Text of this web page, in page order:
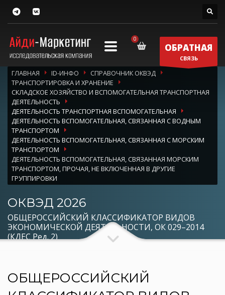
ОБРАТНАЯ
СВЯЗЬ
ГЛАВНАЯ ID-ИНФО
СПРАВОЧНИК ОКВЭД
ТРАНСПОРТИРОВКА И ХРАНЕНИЕ
СКЛАДСКОЕ ХОЗЯЙСТВО И ВСПОМОГАТЕЛЬНАЯ ТРАНСПОРТНАЯ
ДЕЯТЕЛЬНОСТЬ
ДЕЯТЕЛЬНОСТЬ ТРАНСПОРТНАЯ ВСПОМОГАТЕЛЬНАЯ
ДЕЯТЕЛЬНОСТЬ ВСПОМОГАТЕЛЬНАЯ, СВЯЗАННАЯ С ВОДНЫМ
ТРАНСПОРТОМ
ДЕЯТЕЛЬНОСТЬ ВСПОМОГАТЕЛЬНАЯ, СВЯЗАННАЯ С МОРСКИМ
ТРАНСПОРТОМ
ДЕЯТЕЛЬНОСТЬ ВСПОМОГАТЕЛЬНАЯ, СВЯЗАННАЯ МОРСКИМ
ТРАНСПОРТОМ, ПРОЧАЯ, НЕ ВКЛЮЧЕННАЯ В ДРУГИЕ
ГРУППИРОВКИ
ОКВЭД 2026
ОБЩЕРОССИЙСКИЙ КЛАССИФИКАТОР ВИДОВ
ЭКОНОМИЧЕСКОЙ ДЕЯТЕЛЬНОСТИ, ОК 029–2014
(КДЕС Ред. 2)
ОБЩЕРОССИЙСКИЙ